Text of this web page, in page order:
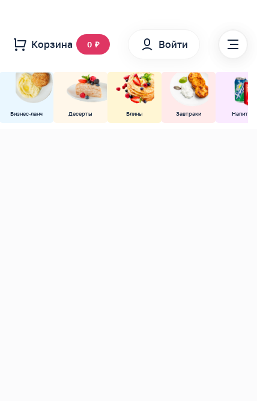
Бизнес-ланч Десерты Блины Завтраки Напитки
Корзина 0 ₽ Войти